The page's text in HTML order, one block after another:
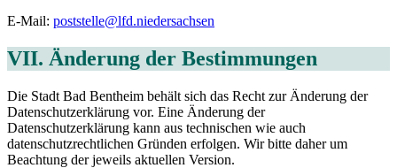
E-Mail: poststelle@lfd.niedersachsen
VII. Änderung der Bestimmungen
Die Stadt Bad Bentheim behält sich das Recht zur Änderung der
Datenschutzerklärung vor. Eine Änderung der
Datenschutzerklärung kann aus technischen wie auch
datenschutzrechtlichen Gründen erfolgen. Wir bitte daher um
Beachtung der jeweils aktuellen Version.